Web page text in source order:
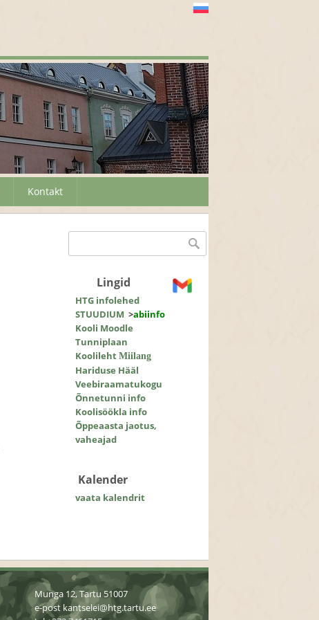
Kontakt
Otsinguvorm
Lingid
HTG infolehed
STUUDIUM >abiinfo
Kooli Moodle
Tunniplaan
KoolilehtMiilang
Hariduse Hääl
Veebiraamatukogu
Õnnetunni info
Koolisöökla info
Õppeaasta jaotus,
vaheajad
Kalender
vaata kalendrit
Munga 12, Tartu 51007
e-post kantselei@htg.tartu.ee